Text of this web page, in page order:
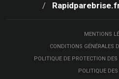
MENTIONS
CONDITIONS GÉNÉRALES
POLITIQUE DE PROTECTION
POLITIQUE DES